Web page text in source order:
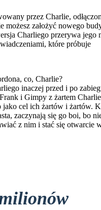
przez Charlie,
możesz założyć nowego
Charliego przerywa jego
które próbuje
co, Charlie?
inaczej przed i po
i Gimpy z żartem Charlie
jako cel ich żartów i żartów.
zaczynają się go boi, bo
z nim i stać się otwarcie